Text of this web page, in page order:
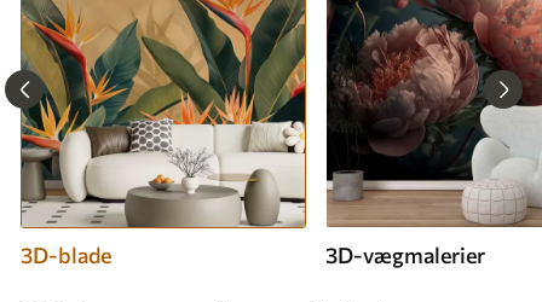
3D-blade 3D-vægmalerier